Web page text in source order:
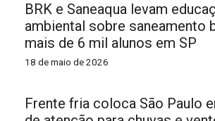
BRK e Saneaqua levam
ambiental sobre saneamento
mais de 6 mil alunos em SP
18 de maio de 2026
Frente fria coloca São Paulo